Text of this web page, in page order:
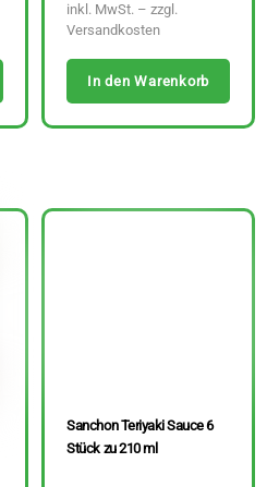
inkl. MwSt. – zzgl.
Versandkosten
In den Warenkorb
Sanchon Teriyaki Sauce 6
Stück zu 210 ml